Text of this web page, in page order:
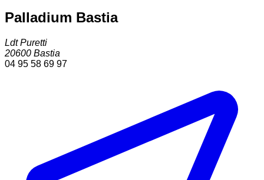
Palladium Bastia
Ldt Puretti
20600 Bastia
04 95 58 69 97